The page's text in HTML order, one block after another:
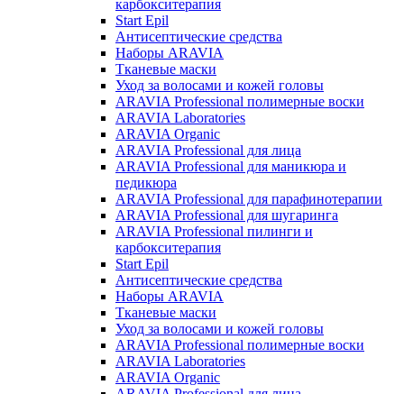
карбокситерапия
Start Epil
Антисептические средства
Наборы ARAVIA
Тканевые маски
Уход за волосами и кожей головы
ARAVIA Professional полимерные воски
ARAVIA Laboratories
ARAVIA Organic
ARAVIA Professional для лица
ARAVIA Professional для маникюра и
педикюра
ARAVIA Professional для парафинотерапии
ARAVIA Professional для шугаринга
ARAVIA Professional пилинги и
карбокситерапия
Start Epil
Антисептические средства
Наборы ARAVIA
Тканевые маски
Уход за волосами и кожей головы
ARAVIA Professional полимерные воски
ARAVIA Laboratories
ARAVIA Organic